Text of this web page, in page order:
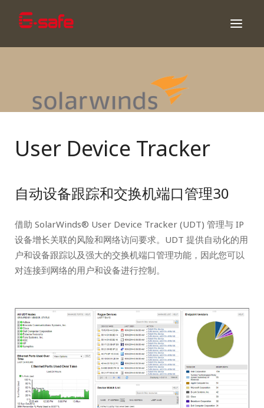
User Device Tracker
自动设备跟踪和交换机端口管理30
借助 SolarWinds® User Device Tracker (UDT) 管理与 IP
设备增长关联的风险和网络访问要求。UDT 提供自动化的用
户和设备跟踪以及强大的交换机端口管理功能，因此您可以
对连接到网络的用户和设备进行控制。